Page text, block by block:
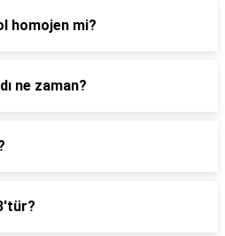
homojen mi?
ne zaman?